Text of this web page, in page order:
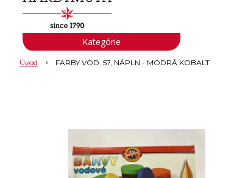
Úvod FARBY VOD. 57, NÁPLN - MODRÁ KOBALT
Kategórie